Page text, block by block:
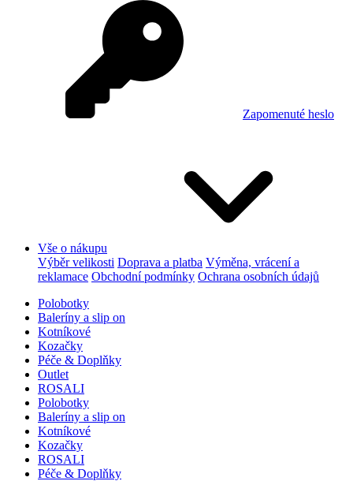
Zapomenuté heslo
Vše o nákupu
Výběr velikosti Doprava a platba Výměna, vrácení a
reklamace Obchodní podmínky Ochrana osobních údajů
Polobotky
Baleríny a slip on
Kotníkové
Kozačky
Péče & Doplňky
Outlet
ROSALI
Polobotky
Baleríny a slip on
Kotníkové
Kozačky
ROSALI
Péče & Doplňky